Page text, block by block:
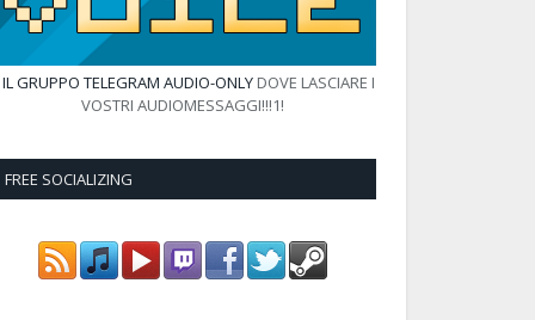
IL GRUPPO TELEGRAM AUDIO-ONLYDOVE LASCIARE I
VOSTRI AUDIOMESSAGGI!!!1!
FREE SOCIALIZING